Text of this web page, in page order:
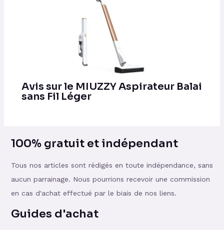
Avis sur le MIUZZY Aspirateur Balai
sans Fil Léger
100% gratuit et indépendant
Tous nos articles sont rédigés en toute indépendance, sans
aucun parrainage. Nous pourrions recevoir une commission
en cas d'achat effectué par le biais de nos liens.
Guides d'achat